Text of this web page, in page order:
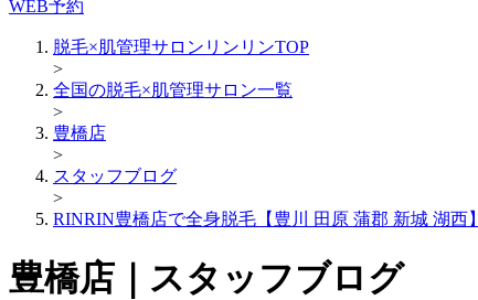
WEB予約
脱毛×肌管理サロンリンリンTOP
>
全国の脱毛×肌管理サロン一覧
>
豊橋店
>
スタッフブログ
>
RINRIN豊橋店で全身脱毛【豊川 田原 蒲郡 新城 湖西】
豊橋店｜スタッフブログ